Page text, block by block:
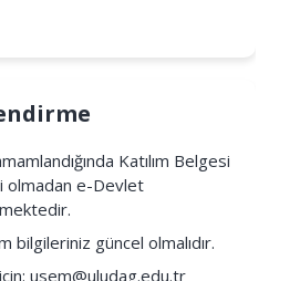
Katılım Belgesi
olmadan e-Devlet
bilgileriniz güncel olmalıdır.
usem@uludag.edu.tr